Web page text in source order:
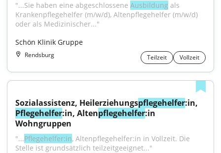
"...Sie haben eine abgeschlossene Ausbildung als
Krankenpflegehelfer (m/w/d), Altenpflegehelfer (m/w/d)
oder als Medizinischer..."
Schön Klinik Gruppe
Rendsburg Teilzeit Vollzeit
Sozialassistenz, Heilerziehungspflegehelfer
Pflegehelfer:in, Altenpflegehelfer:in
Wohngruppen
"...Pflegehelfer:in, Altenpflegehelfer:in in Vollzeit. Die
Stelle ist grundsätzlich teilzeitgeeignet..."